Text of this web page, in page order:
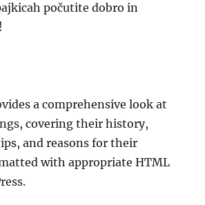
počutite dobro in
a comprehensive look at
covering their history,
and reasons for their
with appropriate HTML